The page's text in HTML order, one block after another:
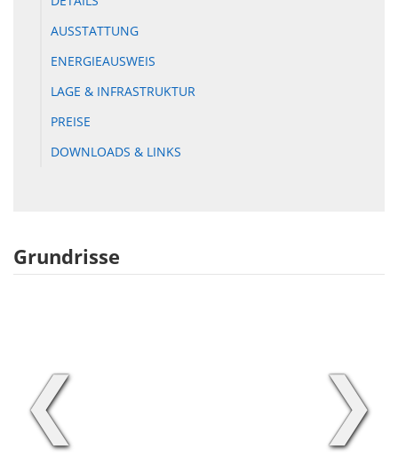
AUSSTATTUNG
ENERGIEAUSWEIS
LAGE & INFRASTRUKTUR
PREISE
DOWNLOADS & LINKS
Grundrisse
❮ ❯